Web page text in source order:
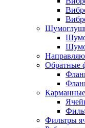
Обратные
Фильтры